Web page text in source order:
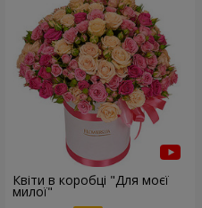
Квіти в коробці "Для моєї
милої"